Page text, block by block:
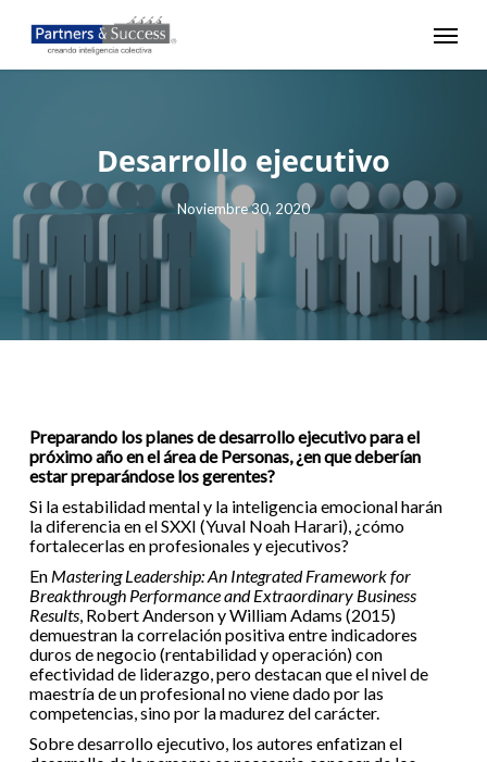
main
content
Menu
Desarrollo ejecutivo
Noviembre 30, 2020
Preparando los planes de desarrollo ejecutivo para el
próximo año en el área de Personas, ¿en que deberían
estar preparándose los gerentes?
Si la estabilidad mental y la inteligencia emocional harán
la diferencia en el SXXI (Yuval Noah Harari), ¿cómo
fortalecerlas en profesionales y ejecutivos?
En Mastering Leadership: An Integrated Framework for
Breakthrough Performance and Extraordinary Business
Results, Robert Anderson y William Adams (2015)
demuestran la correlación positiva entre indicadores
duros de negocio (rentabilidad y operación) con
efectividad de liderazgo, pero destacan que el nivel de
maestría de un profesional no viene dado por las
competencias, sino por la madurez del carácter.
Sobre desarrollo ejecutivo, los autores enfatizan el